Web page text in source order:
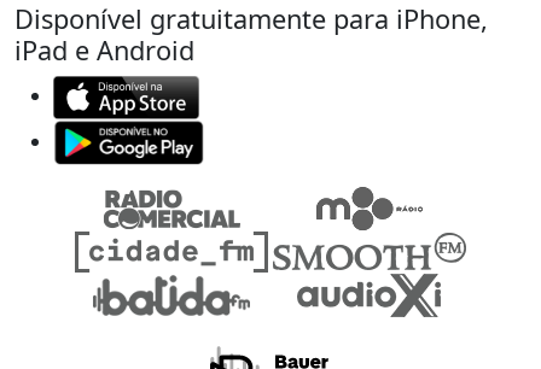
Disponível gratuitamente para iPhone,
iPad e Android